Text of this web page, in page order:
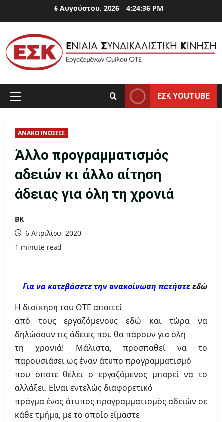
to
content
6 Αυγούστου, 2026 4:24:37 PM
Primary
ΕΣΚ YOUTUBE
ΑΝΑΚΟΙΝΩΣΕΙΣ
Άλλο προγραμματισμός
αδειών κι άλλο αίτηση
άδειας για όλη τη χρονιά
ΒΚ
6 Απριλίου, 2020
1 minute read
Για να κατεβάσετε την ανακοίνωση πατήστεεδώ
Η διοίκηση του ΟΤΕ απαιτεί
από τους εργαζόμενους εδώ και τώρα να
δηλώσουν τις άδειες που θα πάρουν για όλη
τη χρονιά! Μάλιστα, προσπαθεί να το
παρουσιάσει ως έναν άτυπο προγραμματισμό
που όποτε θέλει ο εργαζόμενος μπορεί να το
αλλάξει. Είναι εντελώς διαφορετικό
πράγμα ένας άτυπος προγραμματισμός αδειών σε
κάθε τμήμα, με το οποίο είμαστε